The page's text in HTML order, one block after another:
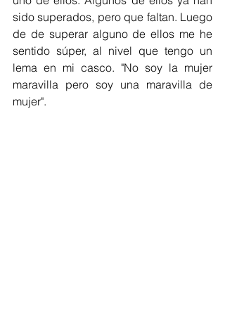
sido superados, pero que faltan. Luego
de de superar alguno de ellos me he
sentido súper, al nivel que tengo un
lema en mi casco. "No soy la mujer
maravilla pero soy una maravilla de
mujer".